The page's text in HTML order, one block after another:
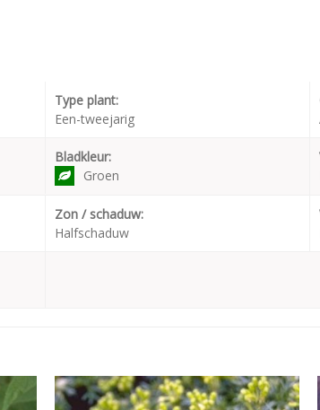
Type plant:
Een-tweejarig
Bladkleur:
Groen
Zon / schaduw:
Halfschaduw